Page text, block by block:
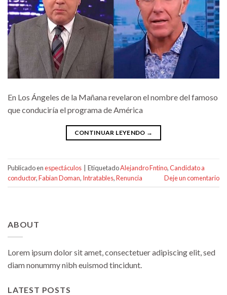
En Los Ángeles de la Mañana revelaron el nombre del famoso
que conduciría el programa de América
CONTINUAR LEYENDO →
Publicado enespectáculos EtiquetadoAlejandro Fntino,Candidato a
conductor,Fabian Doman, Intratables,Renuncia Deje un comentario
ABOUT
Lorem ipsum dolor sit amet, consectetuer adipiscing elit, sed
diam nonummy nibh euismod tincidunt.
LATEST POSTS